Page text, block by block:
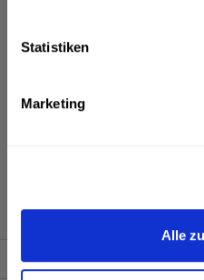
Statistiken
Marketing
Alle
Vecchia Romagna wird in
Städten, Orten und
Service Hotline